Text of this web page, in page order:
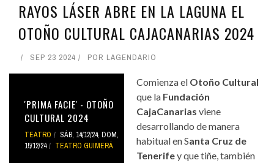
RAYOS LÁSER ABRE EN LA LAGUNA EL
OTOÑO CULTURAL CAJACANARIAS 2024
SEP 23 2024 POR LAGENDARIO
'PRIMA FACIE' - OTOÑO
CULTURAL 2024
TEATRO SÁB, 14/12/24, DOM,
15/12/24
TEATRO GUIMERÁ
Comienza el Otoño Cultural
que la Fundación
CajaCanarias viene
desarrollando de manera
habitual en Santa Cruz de
Tenerifey que tiñe, también